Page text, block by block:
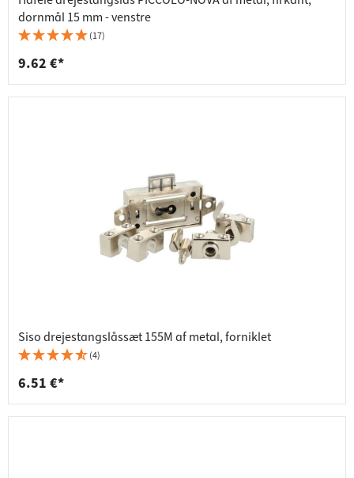
dornmål 15 mm - venstre
(17)
9.62 €*
Siso drejestangslåssæt 155M af metal, forniklet
(4)
6.51 €*